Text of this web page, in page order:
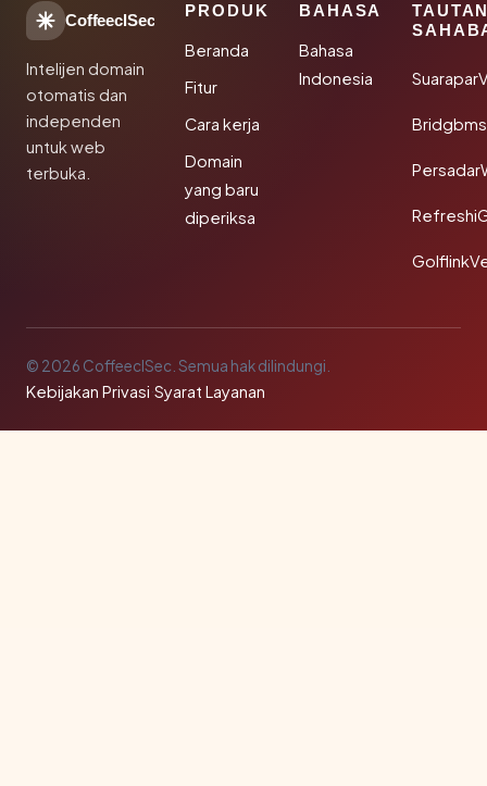
CoffeeclSec
Intelijen domain
otomatis dan
independen
untuk web
terbuka.
PRODUK
Beranda
Fitur
Cara kerja
Domain
yang baru
diperiksa
BAHASA
Bahasa
Indonesia
© 2026 CoffeeclSec. Semua hak dilindungi.
Kebijakan Privasi·Syarat Layanan